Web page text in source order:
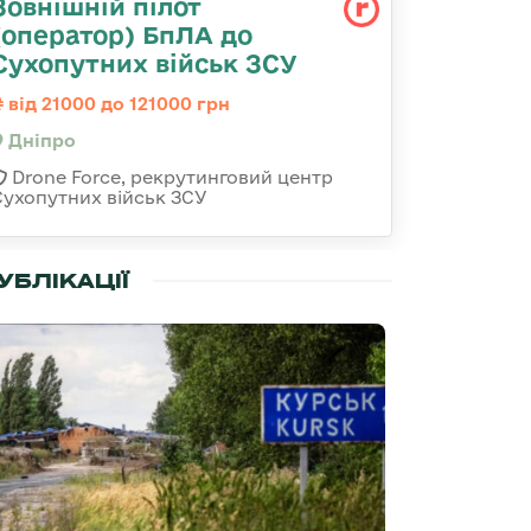
пілот
БпЛА до
військ ЗСУ
від 21000 до 121000 грн
Дніпро
Drone Force, рекрутинговий центр
військ ЗСУ